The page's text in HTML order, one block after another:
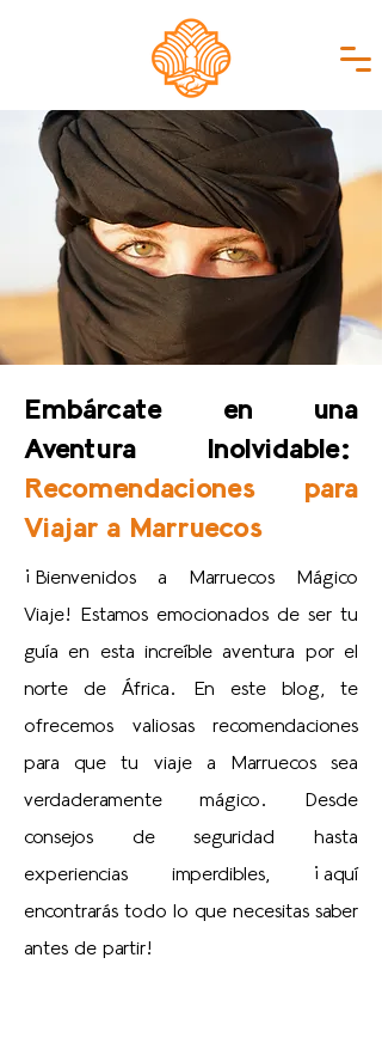
Embárcate en una
Aventura Inolvidable:
Recomendaciones para
Viajar a Marruecos
¡Bienvenidos a Marruecos Mágico
Viaje! Estamos emocionados de ser tu
guía en esta increíble aventura por el
norte de África. En este blog, te
ofrecemos valiosas recomendaciones
para que tu viaje a Marruecos sea
verdaderamente mágico. Desde
consejos de seguridad hasta
experiencias imperdibles, ¡aquí
encontrarás todo lo que necesitas saber
antes de partir!